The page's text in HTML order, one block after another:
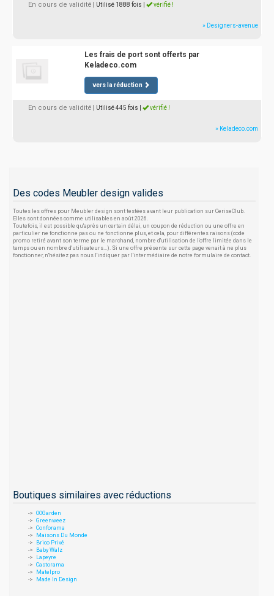
En cours de validité | Utilisé 1888 fois vérifié !
» Designers-avenue
Les frais de port sont offerts par
Keladeco.com
vers la réduction
En cours de validité | Utilisé 445 fois vérifié !
» Keladeco.com
Des codes Meubler design valides
Toutes les offres pour Meubler design sont testées avant leur publication sur CeriseClub.
Elles sont données comme utilisables en août 2026.
Toutefois, il est possible qu'après un certain délai, un coupon de réduction ou une offre en
particulier ne fonctionne pas ou ne fonctionne plus, et cela, pour différentes raisons (code
promo retiré avant son terme par le marchand, nombre d'utilisation de l'offre limitée dans le
temps ou en nombre d'utilisateurs...). Si une offre présente sur cette page venait à ne plus
fonctionner, n'hésitez pas nous l'indiquer par l'intermédiaire de notre formulaire de contact.
Boutiques similaires avec réductions
OOGarden
Greenweez
Conforama
Maisons Du Monde
Brico Privé
Baby Walz
Lapeyre
Castorama
Matelpro
Made In Design